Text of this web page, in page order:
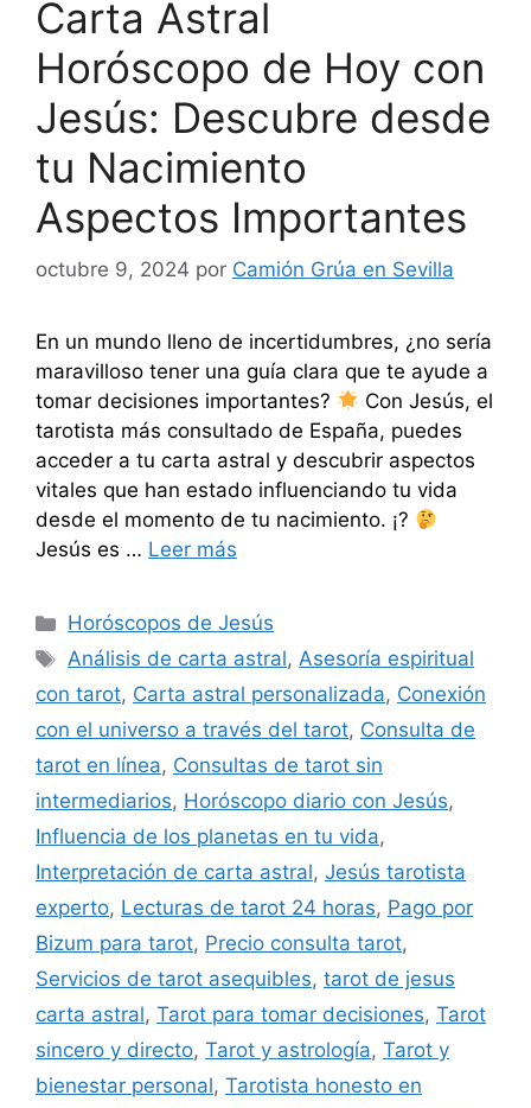
Carta Astral
Horóscopo de Hoy con
Jesús: Descubre desde
tu Nacimiento
Aspectos Importantes
octubre 9, 2024 por Camión Grúa en Sevilla
En un mundo lleno de incertidumbres, ¿no sería
maravilloso tener una guía clara que te ayude a
tomar decisiones importantes?
Con Jesús, el
tarotista más consultado de España, puedes
acceder a tu carta astral y descubrir aspectos
vitales que han estado influenciando tu vida
desde el momento de tu nacimiento. ¡?
Jesús es … Leer más
Categorías
Horóscopos de Jesús
Etiquetas
Análisis de carta astral,Asesoría espiritual
con tarot, Carta astral personalizada, Conexión
con el universo a través del tarot, Consulta de
tarot en línea, Consultas de tarot sin
intermediarios, Horóscopo diario con Jesús,
Influencia de los planetas en tu vida,
Interpretación de carta astral, Jesús tarotista
experto, Lecturas de tarot 24 horas, Pago por
Bizum para tarot, Precio consulta tarot,
Servicios de tarot asequibles, tarot de jesus
carta astral, Tarot para tomar decisiones, Tarot
sincero y directo, Tarot y astrología, Tarot y
bienestar personal, Tarotista honesto en